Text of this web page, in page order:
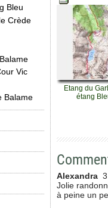
Bleu
Crède
Vic
Balame
Etang du
étang
Alexandra
Jolie
à peine un